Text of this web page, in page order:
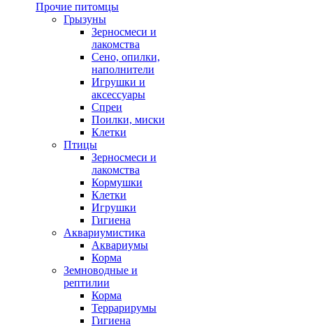
Прочие питомцы
Грызуны
Зерносмеси и
лакомства
Сено, опилки,
наполнители
Игрушки и
аксессуары
Спреи
Поилки, миски
Клетки
Птицы
Зерносмеси и
лакомства
Кормушки
Клетки
Игрушки
Гигиена
Аквариумистика
Аквариумы
Корма
Земноводные и
рептилии
Корма
Террарирумы
Гигиена